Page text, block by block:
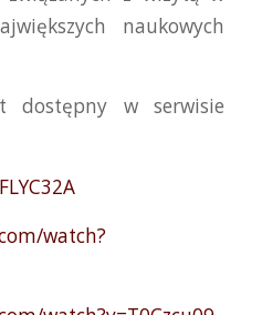
naukowych
dostępny w serwisie
watch?